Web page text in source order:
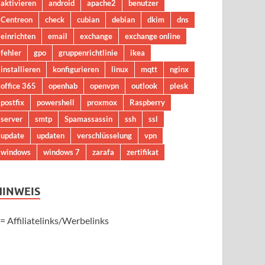
aktivieren android apache2
benutzer
Centreon
check cubian debian dkim
dns
einrichten
email exchange
exchange online
fehler
gpo gruppenrichtlinie
ikea
installieren
konfigurieren linux mqtt
nginx
office 365
openhab openvpn outlook
plesk
postfix
powershell proxmox
Raspberry
server
smtp Spamassassin ssh
ssl
update
updaten verschlüsselung
vpn
windows
windows 7 zarafa zertifikat
Affiliatelinks/Werbelinks